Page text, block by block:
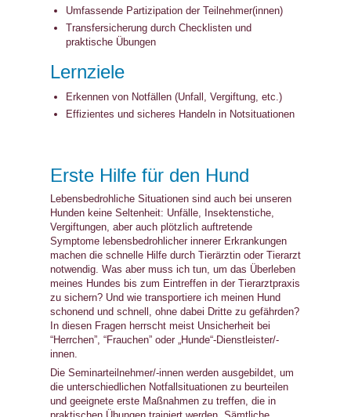
Umfassende Partizipation der Teilnehmer(innen)
Transfersicherung durch Checklisten und
praktische Übungen
Lernziele
Erkennen von Notfällen (Unfall, Vergiftung, etc.)
Effizientes und sicheres Handeln in Notsituationen
Erste Hilfe für den Hund
Lebensbedrohliche Situationen sind auch bei unseren
Hunden keine Seltenheit: Unfälle, Insektenstiche,
Vergiftungen, aber auch plötzlich auftretende
Symptome lebensbedrohlicher innerer Erkrankungen
machen die schnelle Hilfe durch Tierärztin oder Tierarzt
notwendig. Was aber muss ich tun, um das Überleben
meines Hundes bis zum Eintreffen in der Tierarztpraxis
zu sichern? Und wie transportiere ich meinen Hund
schonend und schnell, ohne dabei Dritte zu gefährden?
In diesen Fragen herrscht meist Unsicherheit bei
“Herrchen”, “Frauchen” oder „Hunde“-Dienstleister/-
innen.
Die Seminarteilnehmer/-innen werden ausgebildet, um
die unterschiedlichen Notfallsituationen zu beurteilen
und geeignete erste Maßnahmen zu treffen, die in